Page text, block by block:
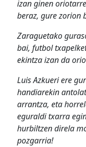
izan ginen
beraz, gure zorion
Zaraguetako
bai, futbol
ekintza izan da
Luis Azkueri ere
handiarekin
arrantza, eta
eguraldi txarra
hurbiltzen direla
pozgarria!